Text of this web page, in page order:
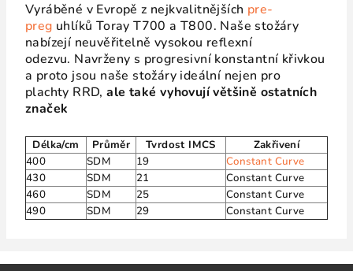
Vyráběné v Evropě z nejkvalitnějších pre-
preg uhlíků Toray T700 a T800. Naše stožáry
nabízejí neuvěřitelně vysokou reflexní
odezvu. Navrženy s progresivní konstantní křivkou
a proto jsou naše stožáry ideální nejen pro
plachty RRD,ale také vyhovují většině ostatních
značek
Délka/cm Průměr Tvrdost IMCS
Zakřivení
400
SDM 19
Constant Curve
430
SDM 21
Constant Curve
460
SDM 25
Constant Curve
490
SDM 29 Constant Curve